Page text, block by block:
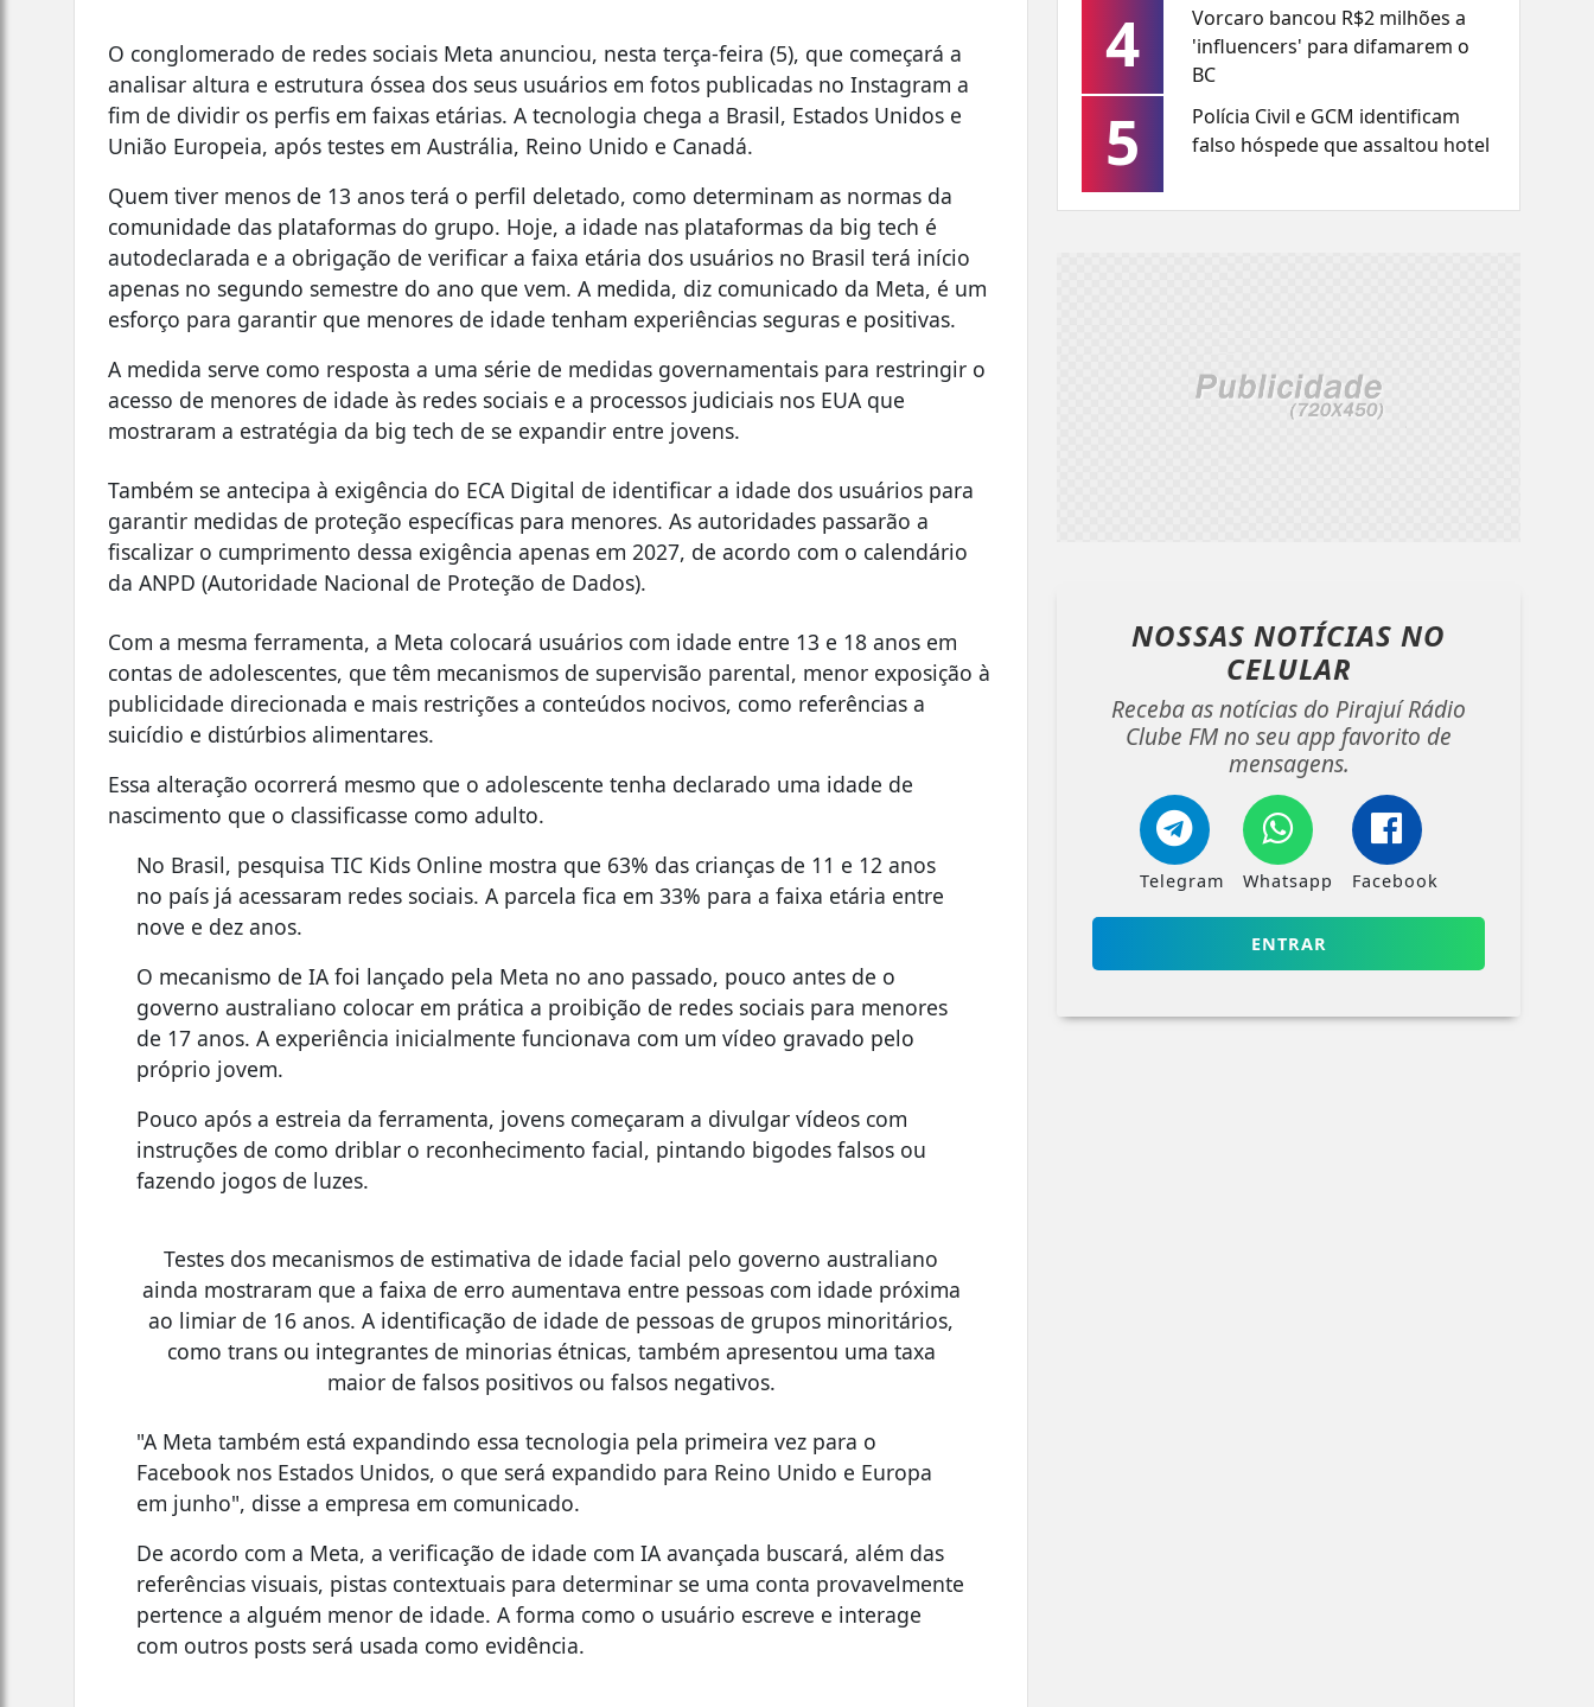
O conglomerado de redes sociais Meta anunciou, nesta terça-feira (5), que começará a
analisar altura e estrutura óssea dos seus usuários em fotos publicadas no Instagram a
fim de dividir os perfis em faixas etárias. A tecnologia chega a Brasil, Estados Unidos e
União Europeia, após testes em Austrália, Reino Unido e Canadá.
Quem tiver menos de 13 anos terá o perfil deletado, como determinam as normas da
comunidade das plataformas do grupo. Hoje, a idade nas plataformas da big tech é
autodeclarada e a obrigação de verificar a faixa etária dos usuários no Brasil terá início
apenas no segundo semestre do ano que vem. A medida, diz comunicado da Meta, é um
esforço para garantir que menores de idade tenham experiências seguras e positivas.
A medida serve como resposta a uma série de medidas governamentais para restringir o
acesso de menores de idade às redes sociais e a processos judiciais nos EUA que
mostraram a estratégia da big tech de se expandir entre jovens.
Também se antecipa à exigência do ECA Digital de identificar a idade dos usuários para
garantir medidas de proteção específicas para menores. As autoridades passarão a
fiscalizar o cumprimento dessa exigência apenas em 2027, de acordo com o calendário
da ANPD (Autoridade Nacional de Proteção de Dados).
Com a mesma ferramenta, a Meta colocará usuários com idade entre 13 e 18 anos em
contas de adolescentes, que têm mecanismos de supervisão parental, menor exposição à
publicidade direcionada e mais restrições a conteúdos nocivos, como referências a
suicídio e distúrbios alimentares.
Essa alteração ocorrerá mesmo que o adolescente tenha declarado uma idade de
nascimento que o classificasse como adulto.
No Brasil, pesquisa TIC Kids Online mostra que 63% das crianças de 11 e 12 anos
no país já acessaram redes sociais. A parcela fica em 33% para a faixa etária entre
nove e dez anos.
O mecanismo de IA foi lançado pela Meta no ano passado, pouco antes de o
governo australiano colocar em prática a proibição de redes sociais para menores
de 17 anos. A experiência inicialmente funcionava com um vídeo gravado pelo
próprio jovem.
Pouco após a estreia da ferramenta, jovens começaram a divulgar vídeos com
instruções de como driblar o reconhecimento facial, pintando bigodes falsos ou
fazendo jogos de luzes.
Testes dos mecanismos de estimativa de idade facial pelo governo australiano
ainda mostraram que a faixa de erro aumentava entre pessoas com idade próxima
ao limiar de 16 anos. A identificação de idade de pessoas de grupos minoritários,
como trans ou integrantes de minorias étnicas, também apresentou uma taxa
maior de falsos positivos ou falsos negativos.
"A Meta também está expandindo essa tecnologia pela primeira vez para o
Facebook nos Estados Unidos, o que será expandido para Reino Unido e Europa
em junho", disse a empresa em comunicado.
De acordo com a Meta, a verificação de idade com IA avançada buscará, além das
referências visuais, pistas contextuais para determinar se uma conta provavelmente
pertence a alguém menor de idade. A forma como o usuário escreve e interage
com outros posts será usada como evidência.
4
Vorcaro bancou R$2 milhões a
'influencers' para difamarem o
BC
5
Polícia Civil e GCM identificam
falso hóspede que assaltou hotel
NOSSAS NOTÍCIASNO
CELULAR
Receba as notícias do Pirajuí Rádio
Clube FM no seu app favorito de
mensagens.
Telegram Whatsapp Facebook
ENTRAR